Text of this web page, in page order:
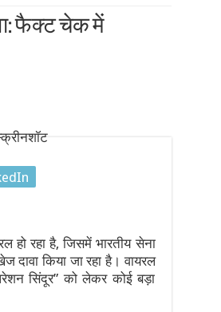
में $1 Billion पार, भारत में तोड़
तक सजेगा ‘भारतीय व्यापार महोत्सव
मथुरा में हाई अलर्ट, CRPF और Cobra
$692.866 अरब डॉलर के नए शिखर पर
बिक्री में ऐतिहासिक उछाल, जानें पूरी रिपोर्ट
रनौत की 26/11 पर आधारित यह फिल्म
कड़े नियम, सजा और प्रक्रिया
फैक्ट चेक में
हो रहा है, जिसमें भारतीय सेना
किया जा रहा है। वायरल
सिंदूर” को लेकर कोई बड़ा